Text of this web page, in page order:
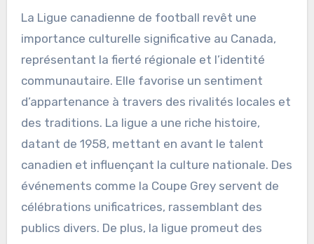
La Ligue canadienne de football revêt une
importance culturelle significative au Canada,
représentant la fierté régionale et l’identité
communautaire. Elle favorise un sentiment
d’appartenance à travers des rivalités locales et
des traditions. La ligue a une riche histoire,
datant de 1958, mettant en avant le talent
canadien et influençant la culture nationale. Des
événements comme la Coupe Grey servent de
célébrations unificatrices, rassemblant des
publics divers. De plus, la ligue promeut des